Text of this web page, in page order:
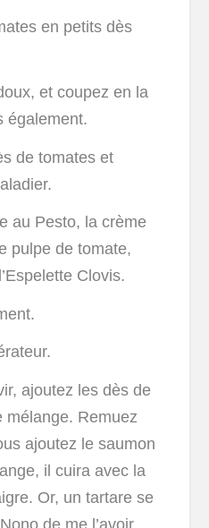
en petits dès
et coupez en la
également.
de tomates et
au Pesto, la crème
pulpe de tomate,
Clovis.
ajoutez les dès de
mélange. Remuez
ajoutez le saumon
il cuira avec la
Or, un tartare se